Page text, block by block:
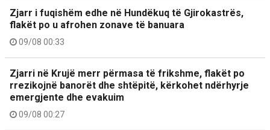
Zjarr i fuqishëm edhe në Hundëkuq të Gjirokastrës,
flakët po u afrohen zonave të banuara
09/08 00:33
Zjarri në Krujë merr përmasa të frikshme, flakët po
rrezikojnë banorët dhe shtëpitë, kërkohet ndërhyrje
emergjente dhe evakuim
09/08 00:27